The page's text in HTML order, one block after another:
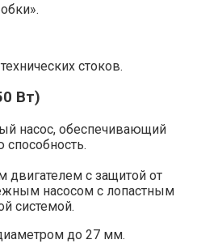
стоков.
Вт)
насос, обеспечивающий
с защитой от
насосом с лопастным
системой.
до 27 мм.